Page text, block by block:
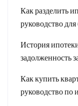
Как разделить
руководство
История
задолженность
Как купить
руководство по